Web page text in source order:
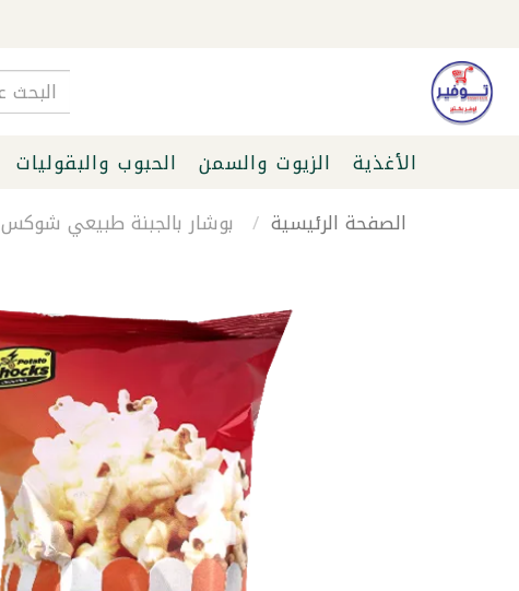
الأغذية الزيوت والسمن الحبوب والبقوليات
الصفحة الرئيسية
بوشار بالجبنة طبيعي شوكس 70غ